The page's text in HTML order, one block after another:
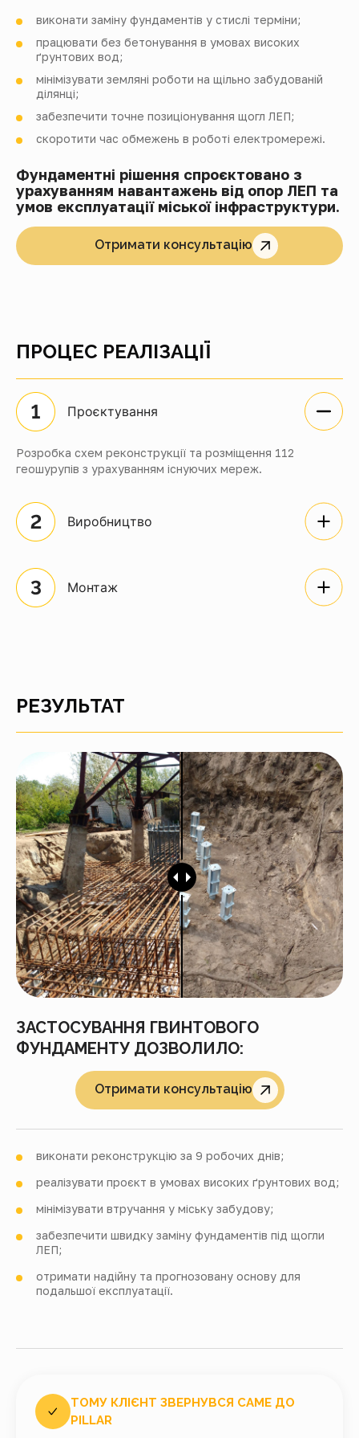
виконати заміну фундаментів у стислі терміни;
працювати без бетонування в умовах високих
ґрунтових вод;
мінімізувати земляні роботи на щільно забудованій
ділянці;
забезпечити точне позиціонування щогл ЛЕП;
скоротити час обмежень в роботі електромережі.
Фундаментні рішення спроєктовано з
урахуванням навантажень від опор ЛЕП та
умов експлуатації міської інфраструктури.
Отримати консультацію
ПРОЦЕС РЕАЛІЗАЦІЇ
Проєктування
Розробка схем реконструкції та розміщення 112
геошурупів з урахуванням існуючих мереж.
Виробництво
Монтаж
РЕЗУЛЬТАТ
ЗАСТОСУВАННЯ ГВИНТОВОГО
ФУНДАМЕНТУ ДОЗВОЛИЛО:
Отримати консультацію
виконати реконструкцію за 9 робочих днів;
реалізувати проєкт в умовах високих ґрунтових вод;
мінімізувати втручання у міську забудову;
забезпечити швидку заміну фундаментів під щогли
ЛЕП;
отримати надійну та прогнозовану основу для
подальшої експлуатації.
ТОМУ КЛІЄНТ ЗВЕРНУВСЯ САМЕ ДО
PILLAR